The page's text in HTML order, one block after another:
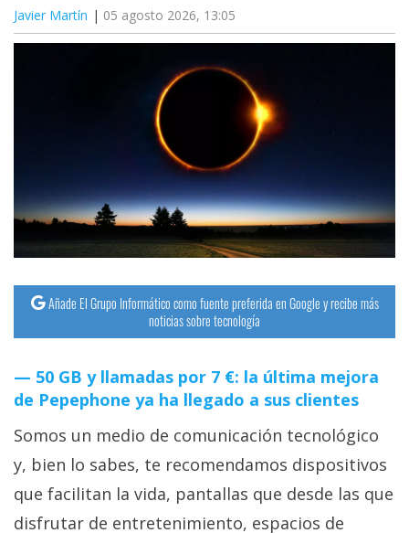
Javier Martín 05 agosto 2026, 13:05
Añade El Grupo Informático como fuente preferida en Google y recibe más
noticias sobre tecnología
50 GB y llamadas por 7 €: la última mejora
de Pepephone ya ha llegado a sus clientes
Somos un medio de comunicación tecnológico
y, bien lo sabes, te recomendamos dispositivos
que facilitan la vida, pantallas que desde las que
disfrutar de entretenimiento, espacios de